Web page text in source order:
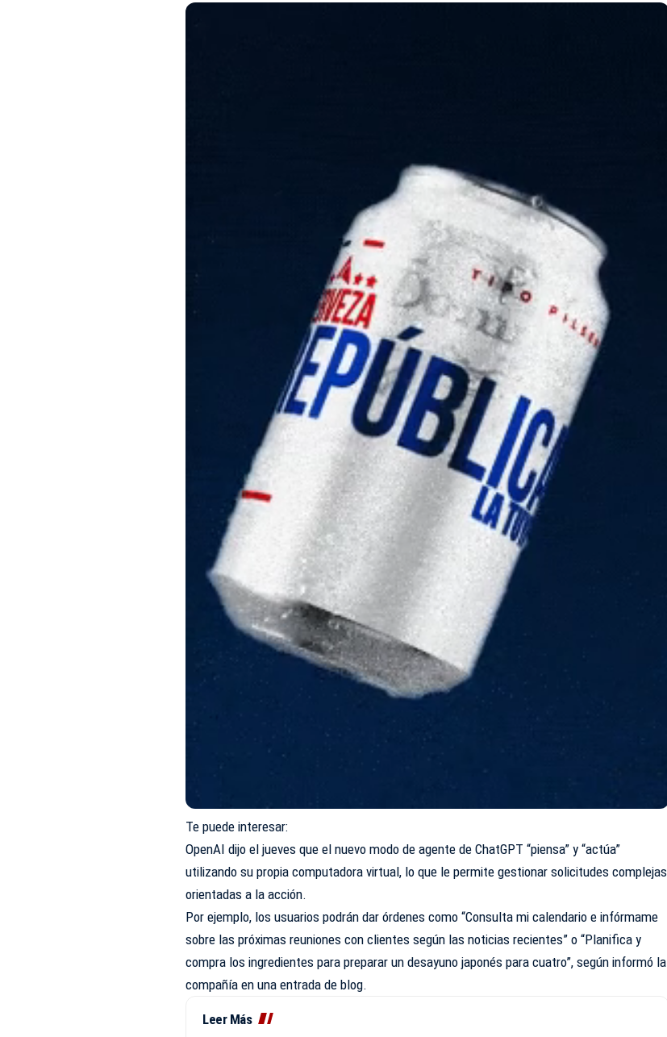
Te puede interesar:
OpenAIdijo el jueves que el nuevo modo de agente de ChatGPT “piensa” y “actúa”
utilizando su propia computadora virtual, lo que le permite gestionar solicitudes complejas
orientadas a la acción.
Por ejemplo, los usuarios podrán dar órdenes como “Consulta mi calendario e infórmame
sobre las próximas reuniones con clientes según las noticias recientes” o “Planifica y
compra los ingredientes para preparar un desayuno japonés para cuatro”, según informó la
compañía en unaentrada de blog.
Leer Más